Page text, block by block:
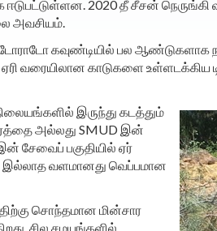
ஈடுபட்டுள்ளன. 2020 தீ சீசன்
அவசியம்.
டோராடோ கவுண்டியில் பல
ஏரி வரையிலான காடுகளை
இருந்து கடத்தும்
அல்லது SMUD இன்
சேவைப் பகுதியில் ஏர்
இல்லாத வளமானது வெப்பமான
சொந்தமான மின்சார
சில சமயங்களில்